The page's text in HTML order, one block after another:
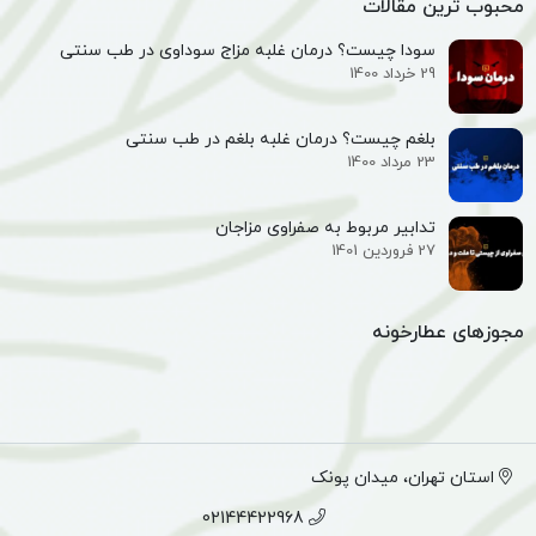
سایر فواید عرق رازیانه
مصرف رازیانه در غذا از چشم در برابر التهاب، اختلالات مربوط
به سن و پیری چشم محافظت می‌کند.
است و به حفظ استخوان‌ها کمک می‌کند.
موها را تقویت می‌کند، مانع ریزش مو می‌شود، به بدن
آرامش می‌دهد و حافظه را تقویت می‌کند.
برای برطرف کردن آسم، سرفه و تنگی نفس از دم کرده تخم
رازیانه به مقدار سه فنجان در روز استفاده کنید.
اثر زیاد کننده‌ شیر را در زنان شیرده دارد و به این منظور
می‌توان از دم کرده‌ی رازیانه استفاده کرد.
محبوب ترین مقالات
سودا چیست؟ درمان غلبه مزاج سوداوی در طب سنتی
29 خرداد 1400
بلغم چیست؟ درمان غلبه بلغم در طب سنتی
23 مرداد 1400
تدابیر مربوط به صفراوی مزاجان
27 فروردین 1401
مجوزهای عطارخونه
استان تهران، میدان پونک
02144422968